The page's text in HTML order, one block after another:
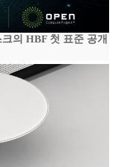
의 HBF 첫 표준 공개